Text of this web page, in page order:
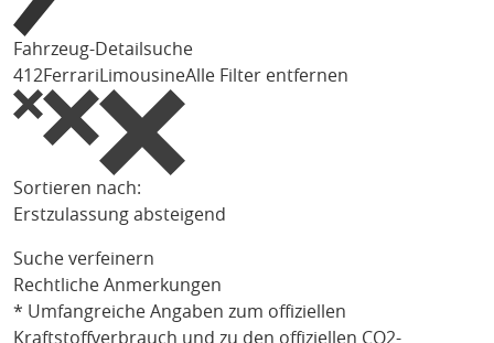
Fahrzeug-Detailsuche
412FerrariLimousineAlle Filter entfernen
Sortieren nach:
Erstzulassung absteigend
Suche verfeinern
Rechtliche Anmerkungen
* Umfangreiche Angaben zum offiziellen
Kraftstoffverbrauch und zu den offiziellen CO2-